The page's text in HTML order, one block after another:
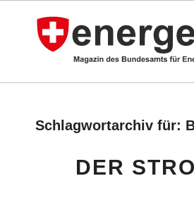
Schlagwortarchiv für:
DER